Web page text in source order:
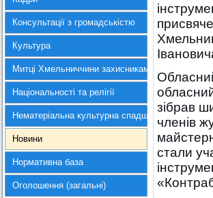
Консультації з громадськістю
Культура
Митці Хмельниччини захисникам України
Національності та релігії
Нематеріальна культурна спадщина
Новини
Нормативна база
Оголошення (загальні)
зібрав
членів
стали